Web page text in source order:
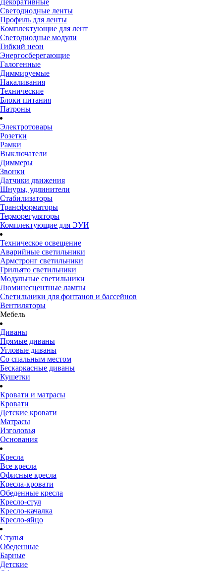
Декоративные
Светодиодные ленты
Профиль для ленты
Комплектующие для лент
Светодиодные модули
Гибкий неон
Энергосберегающие
Галогенные
Диммируемые
Накаливания
Технические
Блоки питания
Патроны
Электротовары
Розетки
Рамки
Выключатели
Диммеры
Звонки
Датчики движения
Шнуры, удлинители
Стабилизаторы
Трансформаторы
Терморегуляторы
Комплектующие для ЭУИ
Техническое освещение
Аварийные светильники
Армстронг светильники
Грильято светильники
Модульные светильники
Люминесцентные лампы
Светильники для фонтанов и бассейнов
Вентиляторы
Мебель
Диваны
Прямые диваны
Угловые диваны
Со спальным местом
Бескаркасные диваны
Кушетки
Кровати и матрасы
Кровати
Детские кровати
Матрасы
Изголовья
Основания
Кресла
Все кресла
Офисные кресла
Кресла-кровати
Обеденные кресла
Кресло-стул
Кресло-качалка
Кресло-яйцо
Стулья
Обеденные
Барные
Детские